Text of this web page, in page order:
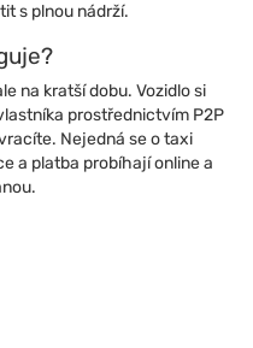
s plnou nádrží.
na kratší dobu. Vozidlo si
prostřednictvím P2P
Nejedná se o taxi
a platba probíhají online a